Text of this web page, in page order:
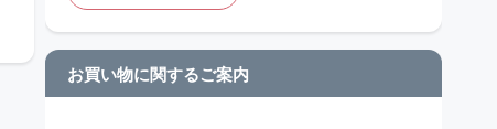
お買い物に関するご案内